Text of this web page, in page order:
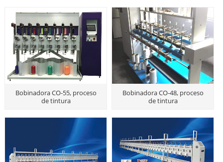
Bobinadora CO-55, proceso
de tintura
Bobinadora CO-48, proceso
de tintura